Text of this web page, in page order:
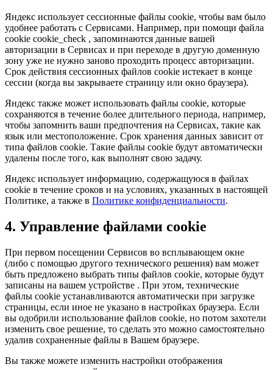
Яндекс использует сессионные файлы cookie, чтобы вам было
удобнее работать с Сервисами. Например, при помощи файла
cookie cookie_check , запоминаются данные вашей
авторизации в Сервисах и при переходе в другую доменную
зону уже не нужно заново проходить процесс авторизации.
Срок действия сессионных файлов cookie истекает в конце
сессии (когда вы закрываете страницу или окно браузера).
Яндекс также может использовать файлы cookie, которые
сохраняются в течение более длительного периода, например,
чтобы запомнить ваши предпочтения на Сервисах, такие как
язык или местоположение. Срок хранения данных зависит от
типа файлов cookie. Такие файлы cookie будут автоматически
удалены после того, как выполнят свою задачу.
Яндекс использует информацию, содержащуюся в файлах
cookie в течение сроков и на условиях, указанных в настоящей
Политике, а также в Политике конфиденциальности.
4. Управление файлами cookie
При первом посещении Сервисов во всплывающем окне
(либо с помощью другого технического решения) вам может
быть предложено выбрать типы файлов cookie, которые будут
записаны на вашем устройстве . При этом, технические
файлы cookie устанавливаются автоматически при загрузке
страницы, если иное не указано в настройках браузера. Если
вы одобрили использование файлов cookie, но потом захотели
изменить свое решение, то сделать это можно самостоятельно
удалив сохраненные файлы в Вашем браузере.
Вы также можете изменить настройки отображения